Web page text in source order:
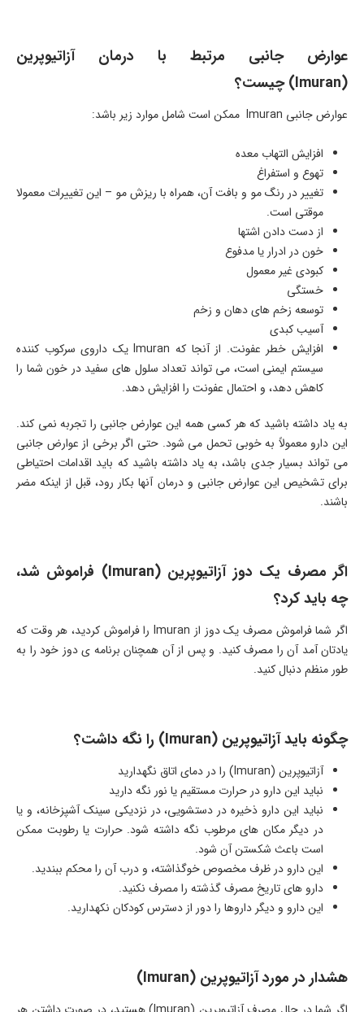
عوارض جانبی مرتبط با درمان آزاتیوپرین
(Imuran) چیست؟
عوارض جانبی Imuran ممکن است شامل موارد زیر باشد:
افزایش التهاب معده
تهوع و استفراغ
تغییر در رنگ مو و بافت آن، همراه با ریزش مو – این تغییرات معمولا
موقتی است.
از دست دادن اشتها
خون در ادرار یا مدفوع
کبودی غیر معمول
خستگی
توسعه زخم های دهان و زخم
آسیب کبدی
افزایش خطر عفونت. از آنجا که Imuran یک داروی سرکوب کننده
سیستم ایمنی است، می تواند تعداد سلول های سفید در خون شما را
کاهش دهد، و احتمال عفونت را افزایش دهد.
به یاد داشته باشید که هر کسی همه این عوارض جانبی را تجربه نمی کند.
این دارو معمولاً به خوبی تحمل می شود. حتی اگر برخی از عوارض جانبی
می تواند بسیار جدی باشد، به یاد داشته باشید که باید اقدامات احتیاطی
برای تشخیص این عوارض جانبی و درمان آنها بکار رود، قبل از اینکه مضر
باشند.
اگر مصرف یک دوز آزاتیوپرین (Imuran) فراموش شد،
چه باید کرد؟
اگر شما فراموش مصرف یک دوز از Imuran را فراموش کردید، هر وقت که
یادتان آمد آن را مصرف کنید. و پس از آن همچنان برنامه ی دوز خود را به
طور منظم دنبال کنید.
چگونه باید آزاتیوپرین (Imuran) را نگه داشت؟
آزاتیوپرین (Imuran) را در دمای اتاق نگهدارید
نباید این دارو در حرارت مستقیم یا نور نگه دارید
نباید این دارو ذخیره در دستشویی، در نزدیکی سینک آشپزخانه، و یا
در دیگر مکان های مرطوب نگه داشته شود. حرارت یا رطوبت ممکن
است باعث شکستن آن شود.
این دارو در ظرف مخصوص خوگذاشته، و درب آن را محکم ببندید.
دارو های تاریخ مصرف گذشته را مصرف نکنید.
این دارو و دیگر داروها را دور از دسترس کودکان نکهدارید.
هشدار در مورد آزاتیوپرین (Imuran)